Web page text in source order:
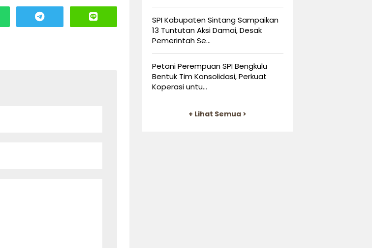
SPI Kabupaten Sintang Sampaikan
13 Tuntutan Aksi Damai, Desak
Pemerintah Se...
Petani Perempuan SPI Bengkulu
Bentuk Tim Konsolidasi, Perkuat
Koperasi untu...
+ Lihat Semua >